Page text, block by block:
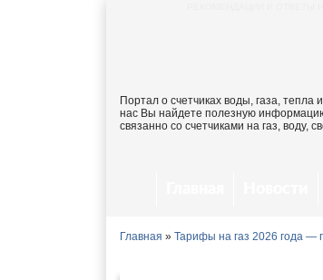
Портал о счетчиках воды, газа, тепла
нас Вы найдете полезную
связанно со счетчиками на газ, воду,
Главная » Тарифы на газ 2026 года —